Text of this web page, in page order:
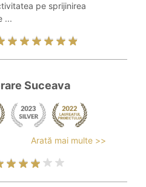
pe sprijinirea
...
Suceava
Arată mai multe >>